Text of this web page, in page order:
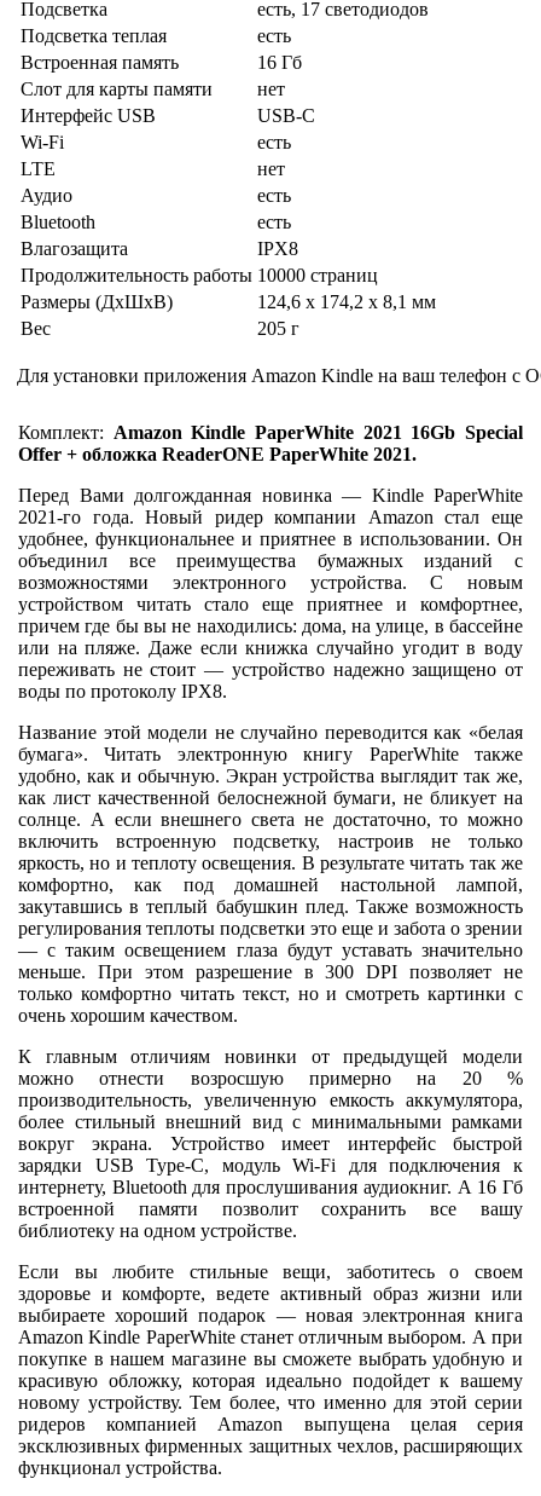
Подсветка
есть, 17 светодиодов
Подсветка теплая
есть
Встроенная память
16 Гб
Слот для карты памяти
нет
Интерфейс USB
USB-C
Wi-Fi
есть
LTE
нет
Аудио
есть
Bluetooth
есть
Влагозащита
IPX8
Продолжительность работы 10000 страниц
Размеры (ДхШхВ)
124,6 x 174,2 x 8,1 мм
Вес
205 г
Для установки приложения Amazon Kindle на ваш телефон с
Комплект: Amazon Kindle PaperWhite 2021 16Gb Special
Offer + обложка ReaderONE PaperWhite 2021.
Перед Вами долгожданная новинка — Kindle PaperWhite
2021-го года. Новый ридер компании Amazon стал еще
удобнее, функциональнее и приятнее в использовании. Он
объединил все преимущества бумажных изданий с
возможностями электронного устройства. С новым
устройством читать стало еще приятнее и комфортнее,
причем где бы вы не находились: дома, на улице, в бассейне
или на пляже. Даже если книжка случайно угодит в воду
переживать не стоит — устройство надежно защищено от
воды по протоколу IPХ8.
Название этой модели не случайно переводится как «белая
бумага». Читать электронную книгу PaperWhite также
удобно, как и обычную. Экран устройства выглядит так же,
как лист качественной белоснежной бумаги, не бликует на
солнце. А если внешнего света не достаточно, то можно
включить встроенную подсветку, настроив не только
яркость, но и теплоту освещения. В результате читать так же
комфортно, как под домашней настольной лампой,
закутавшись в теплый бабушкин плед. Также возможность
регулирования теплоты подсветки это еще и забота о зрении
— с таким освещением глаза будут уставать значительно
меньше. При этом разрешение в 300 DPI позволяет не
только комфортно читать текст, но и смотреть картинки с
очень хорошим качеством.
К главным отличиям новинки от предыдущей модели
можно отнести возросшую примерно на 20 %
производительность, увеличенную емкость аккумулятора,
более стильный внешний вид с минимальными рамками
вокруг экрана. Устройство имеет интерфейс быстрой
зарядки USB Type-C, модуль Wi-Fi для подключения к
интернету, Bluetooth для прослушивания аудиокниг. А 16 Гб
встроенной памяти позволит сохранить все вашу
библиотеку на одном устройстве.
Если вы любите стильные вещи, заботитесь о своем
здоровье и комфорте, ведете активный образ жизни или
выбираете хороший подарок — новая электронная книга
Amazon Kindle PaperWhite станет отличным выбором. А при
покупке в нашем магазине вы сможете выбрать удобную и
красивую обложку, которая идеально подойдет к вашему
новому устройству. Тем более, что именно для этой серии
ридеров компанией Amazon выпущена целая серия
эксклюзивных фирменных защитных чехлов, расширяющих
функционал устройства.